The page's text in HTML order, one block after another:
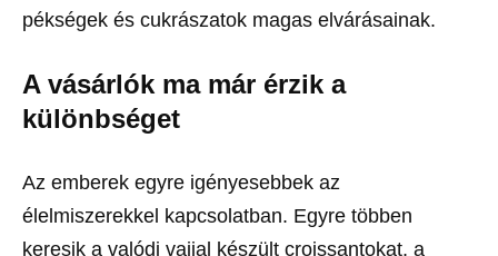
pékségek és cukrászatok magas elvárásainak.
A vásárlók ma már érzik a
különbséget
Az emberek egyre igényesebbek az
élelmiszerekkel kapcsolatban. Egyre többen
keresik a valódi vajjal készült croissantokat, a